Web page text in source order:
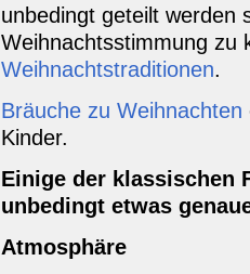
unbedingt geteilt werden
Weihnachtsstimmung zu
Weihnachtstraditionen.
Bräuche zu Weihnachten
Kinder.
Einige der klassischen
unbedingt etwas
Atmosphäre